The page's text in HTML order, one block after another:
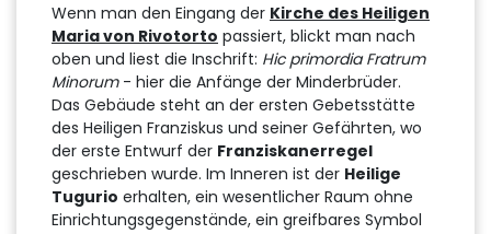
Wenn man den Eingang der Kirche des Heiligen
Maria von Rivotorto passiert, blickt man nach
oben und liest die Inschrift: Hic primordia Fratrum
Minorum- hier die Anfänge der Minderbrüder.
Das Gebäude steht an der ersten Gebetsstätte
des Heiligen Franziskus und seiner Gefährten, wo
der erste Entwurf der Franziskanerregel
geschrieben wurde. Im Inneren ist der Heilige
Tugurio erhalten, ein wesentlicher Raum ohne
Einrichtungsgegenstände, ein greifbares Symbol